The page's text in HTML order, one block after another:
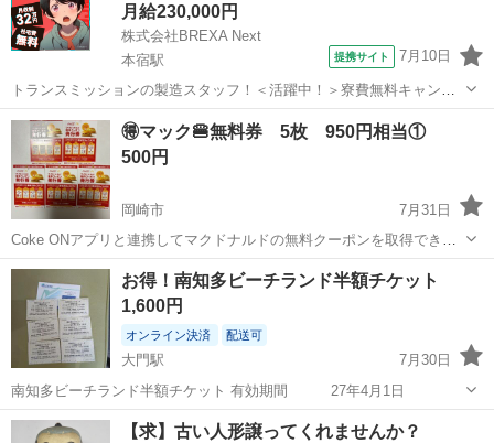
月給230,000円
株式会社BREXA Next
本宿駅
提携サイト 7月10日
トランスミッションの製造スタッフ！＜活躍中！＞寮費無料キャンペ
ーン実施中★稼げる2交替勤務！安定の日給月給制！昇給＆業績賞与あ
り！月収例31万円以上可！年間休日167日！《愛知県岡崎市》 人気の
工場のお仕事 ◇トランスミッ...
愛知 岡崎市 本宿駅 その他
🉐マック🍔無料券 5枚 950円相当①
500円
岡崎市
7月31日
Coke ONアプリと連携してマクドナルドの無料クーポンを取得できる
発行券です。 ハンバーガーもしくは、マックチキンと交換できます。
マクドナルドのホームページを確認すると、ハンバーガーもマックチ
キンも１個190円〜とありま...
愛知 岡崎市 商品券/ギフトカード サイゼリヤ
お得！南知多ビーチランド半額チケット
1,600円
オンライン決済 配送可
大門駅
7月30日
南知多ビーチランド半額チケット 有効期間 27年4月1日
愛知 岡崎市 大門駅 テーマパーク/遊園地
【求】古い人形譲ってくれませんか？